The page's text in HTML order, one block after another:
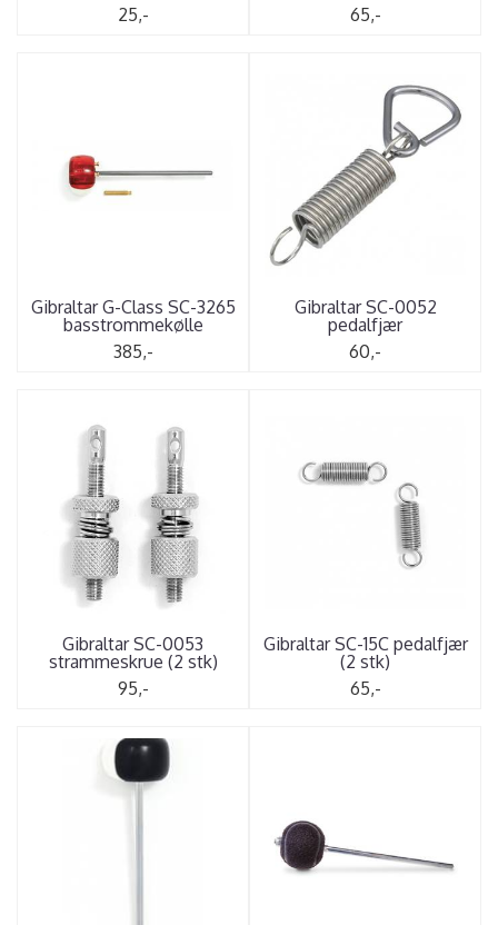
25,-
65,-
Gibraltar G-Class SC-3265
basstrommekølle
385,-
Gibraltar SC-0052
pedalfjær
60,-
Gibraltar SC-0053
strammeskrue (2 stk)
95,-
Gibraltar SC-15C pedalfjær
(2 stk)
65,-